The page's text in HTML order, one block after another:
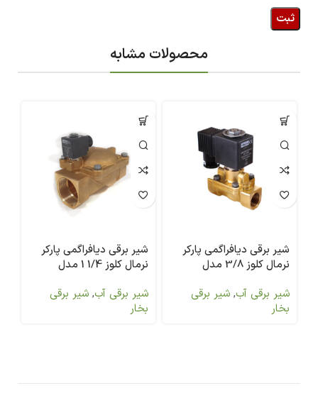
محصولات مشابه
شیر برقی دیافراگمی پارکر
نرمال کلوز 3/8 مدل
شیر برقی آب, شیر برقی
بخار
شیر برقی دیافراگمی پارکر
نرمال کلوز 1/4 1 مدل
شیر برقی آب, شیر برقی
بخار